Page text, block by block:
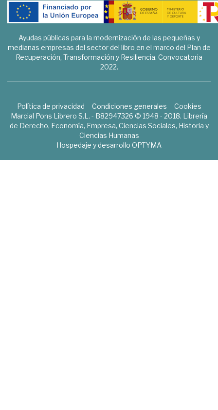
Ayudas públicas para la modernización de las pequeñas y
medianas empresas del sector del libro en el marco del Plan de
Recuperación, Transformación y Resiliencia. Convocatoria
2022.
Política de privacidad Condiciones generales
Cookies
Marcial Pons Librero S.L. - B82947326 © 1948 - 2018. Librería
de Derecho, Economía, Empresa, Ciencias Sociales, Historia y
Ciencias Humanas
Hospedaje y desarrollo OPTYMA